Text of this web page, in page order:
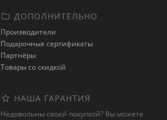
ДОПОЛНИТЕЛЬНО
Производители
Подарочные сертификаты
Партнёры
Товары со скидкой
НАША ГАРАНТИЯ
Недовольны своей покупкой? Вы можете